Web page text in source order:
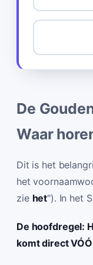
De
Waar
Dit is het
het
zie het"). In het
De hoofdregel:
komt direct